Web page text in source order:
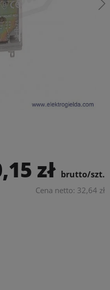
zł brutto/szt.
Cena netto: 32,64 zł